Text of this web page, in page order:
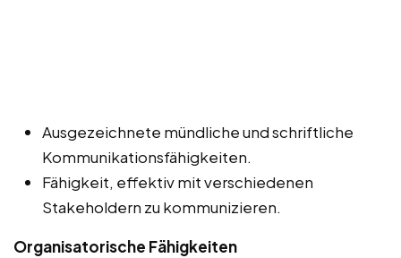
Ausgezeichnete mündliche und schriftliche
Kommunikationsfähigkeiten.
Fähigkeit, effektiv mit verschiedenen
Stakeholdern zu kommunizieren.
Organisatorische Fähigkeiten